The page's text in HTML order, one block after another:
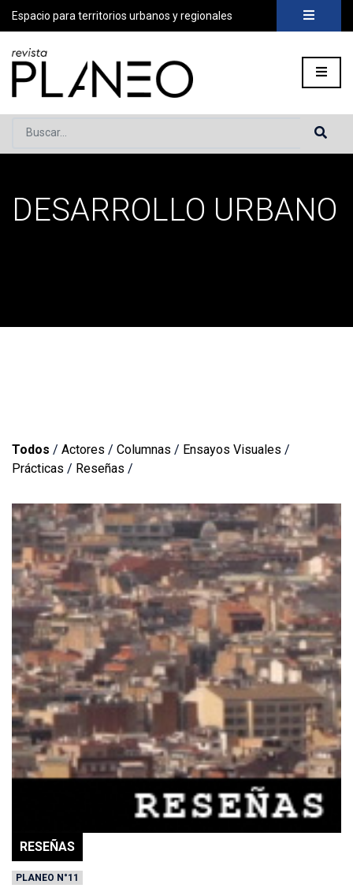
Espacio para territorios urbanos y regionales
Buscar...
Portada»Desarrollo Urbano
DESARROLLO URBANO
Todos / Actores / Columnas / Ensayos Visuales /
Prácticas / Reseñas /
RESEÑAS
PLANEO N°11